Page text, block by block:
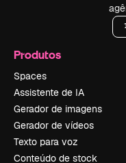
Produtos
Spaces
Assistente de IA
Gerador de imagens
Gerador de vídeos
Texto para voz
Conteúdo de stock